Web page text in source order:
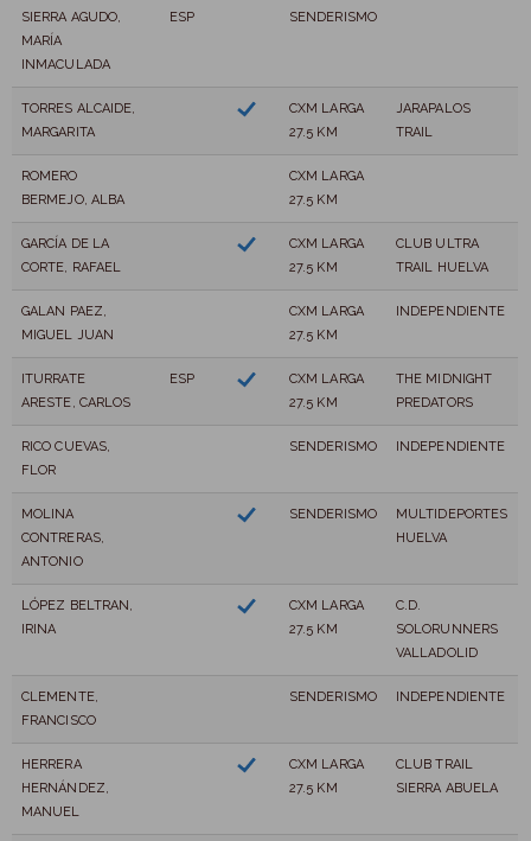
SIERRA AGUDO,
MARÍA
INMACULADA
ESP SENDERISMO
TORRES ALCAIDE,
MARGARITA
CXM LARGA
27.5 KM
JARAPALOS
TRAIL
ROMERO
BERMEJO, ALBA
CXM LARGA
27.5 KM
GARCÍA DE LA
CORTE, RAFAEL
CXM LARGA
27.5 KM
CLUB ULTRA
TRAIL HUELVA
GALAN PAEZ,
MIGUEL JUAN
CXM LARGA
27.5 KM
INDEPENDIENTE
ITURRATE
ARESTE, CARLOS
ESP
CXM LARGA
27.5 KM
THE MIDNIGHT
PREDATORS
RICO CUEVAS,
FLOR
SENDERISMO INDEPENDIENTE
MOLINA
CONTRERAS,
ANTONIO
SENDERISMO
MULTIDEPORTES
HUELVA
LÓPEZ BELTRAN,
IRINA
CXM LARGA
27.5 KM
C.D.
SOLORUNNERS
VALLADOLID
CLEMENTE,
FRANCISCO
SENDERISMO INDEPENDIENTE
HERRERA
HERNÁNDEZ,
MANUEL
CXM LARGA
27.5 KM
CLUB TRAIL
SIERRA ABUELA